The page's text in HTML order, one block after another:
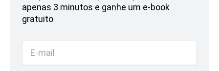
apenas 3 minutos e ganhe um e-book
gratuito